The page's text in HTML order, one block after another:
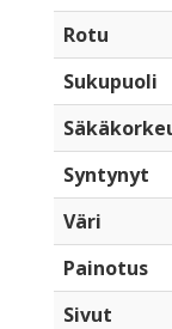
Rotu
Sukupuoli
Syntynyt
Väri
Painotus
Sivut